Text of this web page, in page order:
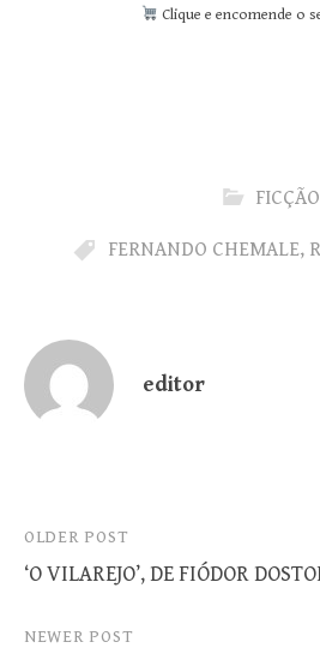
Clique e encomende o
FICÇÃO
FERNANDO CHEMALE,
editor
Post
navigation
OLDER POST
‘O VILAREJO’, DE FIÓDOR
NEWER POST